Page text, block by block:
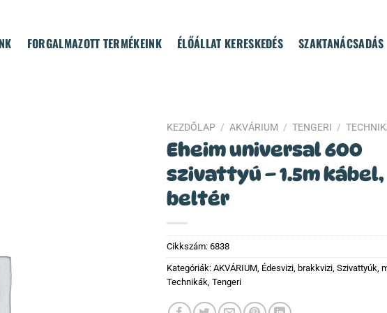
FORGALMAZOTT TERMÉKEINK ÉLŐÁLLAT KERESKEDÉS SZAKTANÁCSADÁS
KEZDŐLAP / AKVÁRIUM / TENGERI /
Eheim universal 600
szivattyú – 1.5m kábel,
beltér
Cikkszám: 6838
Kategóriák: AKVÁRIUM Édesvizi, brakkvizi Szivattyúk,
Technikák Tengeri